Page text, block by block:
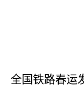
全国铁路春运